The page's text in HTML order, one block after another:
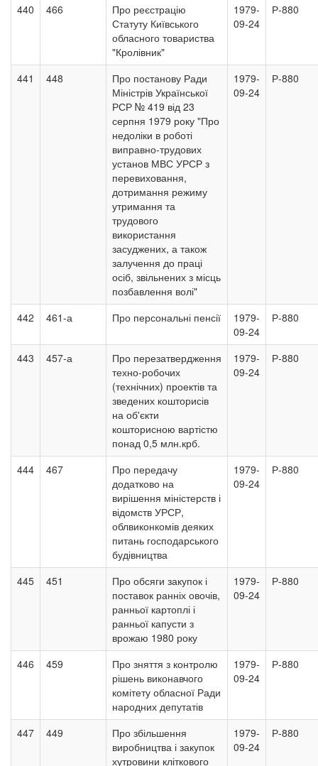
440 466
Про реєстрацію
Статуту Київського
обласного товариства
"Кролівник"
1979-
09-24
Р-880
441 448
Про постанову Ради
Міністрів Української
РСР № 419 від 23
серпня 1979 року "Про
недоліки в роботі
виправно-трудових
установ МВС УРСР з
перевиховання,
дотримання режиму
утримання та
трудового
використання
засуджених, а також
залучення до праці
осіб, звільнених з місць
позбавлення волі"
1979-
09-24
Р-880
442 461-а Про персональні пенсії
1979-
09-24
Р-880
443 457-а
Про перезатвердження
техно-робочих
(технічних) проектів та
зведених кошторисів
на об'єкти
кошторисною вартістю
понад 0,5 млн.крб.
1979-
09-24
Р-880
444 467
Про передачу
додатково на
вирішення міністерств і
відомств УРСР,
облвиконкомів деяких
питань господарського
будівництва
1979-
09-24
Р-880
445 451
Про обсяги закупок і
поставок ранніх овочів,
ранньої картоплі і
ранньої капусти з
врожаю 1980 року
1979-
09-24
Р-880
446 459
Про зняття з контролю
рішень виконавчого
комітету обласної Ради
народних депутатів
1979-
09-24
Р-880
447 449
Про збільшення
виробництва і закупок
хутровини кліткового
1979-
09-24
Р-880